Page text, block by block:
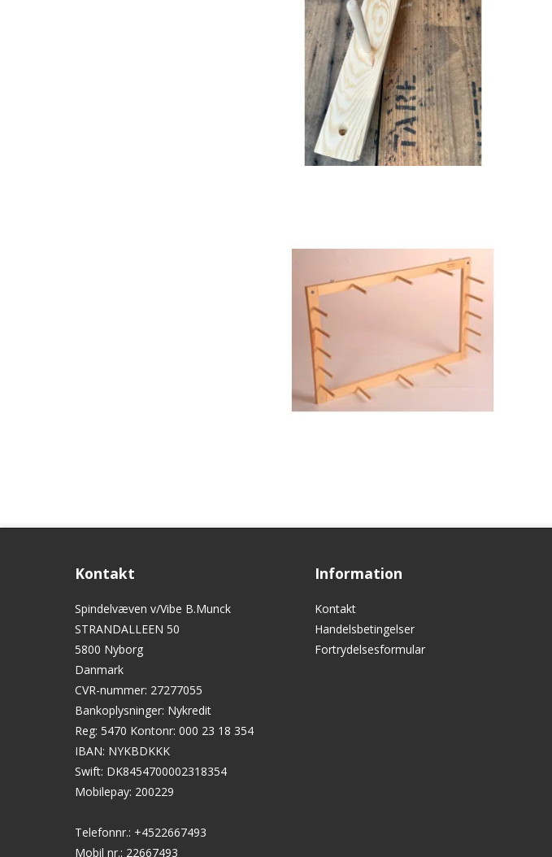
Kontakt
Spindelvæven v/Vibe B.Munck
STRANDALLEEN 50
5800 Nyborg
Danmark
CVR-nummer: 27277055
Bankoplysninger: Nykredit
Reg: 5470 Kontonr: 000 23 18 354
IBAN: NYKBDKKK
Swift: DK8454700002318354
Mobilepay: 200229
Telefonnr.: +4522667493
Mobil nr.: 22667493
Information
Kontakt
Handelsbetingelser
Fortrydelsesformular